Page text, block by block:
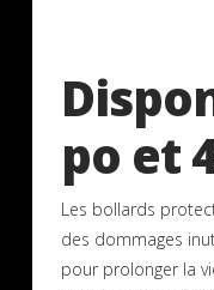
po et
Les bollards
des dommages
pour prolonger la